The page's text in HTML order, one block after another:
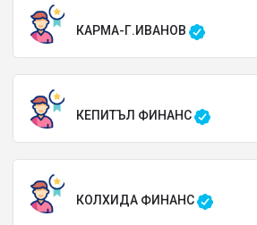
КАРМА-Г.ИВАНОВ
КЕПИТЪЛ ФИНАНС
КОЛХИДА ФИНАНС